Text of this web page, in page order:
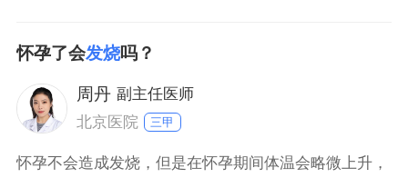
些水，多注意休息，一般不需要特殊治疗。如果温度超
过了38度5，要及时去医院检查，在医生的指导下进行
针对性的治疗，在康复期间要注意多休息，多喝一些
水，防止外出
怀孕了会发烧吗？
周丹 副主任医师
北京医院
三甲
怀孕不会造成发烧，但是在怀孕期间体温会略微上升，